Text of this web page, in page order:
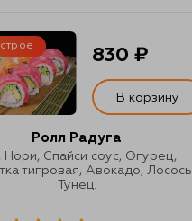
Ролл Радуга
Нори, Спайси соус, Огурец,
тигровая, Авокадо,
Тунец.
830 ₽
В корзину